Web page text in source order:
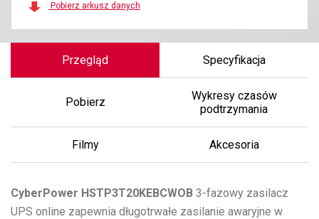
Pobierz arkusz danych
Przegląd Specyfikacja
Pobierz
Wykresy czasów
podtrzymania
Filmy Akcesoria
CyberPower HSTP3T20KEBCWOB 3-fazowy zasilacz
UPS online zapewnia długotrwałe zasilanie awaryjne w